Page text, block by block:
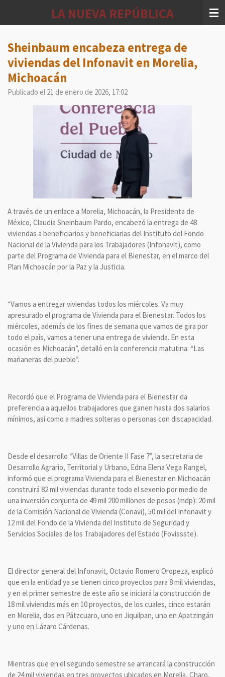
principal
LA NUEVA REPÚBLICA
Sheinbaum encabeza entrega de
viviendas del Infonavit en Morelia,
Michoacán
Publicado el 21 de enero de 2026, 17:02
A través de un enlace a Morelia, Michoacán, la Presidenta de
México, Claudia Sheinbaum Pardo, encabezó la entrega de 48
viviendas a beneficiarios y beneficiarias del Instituto del Fondo
Nacional de la Vivienda para los Trabajadores (Infonavit), como
parte del Programa de Vivienda para el Bienestar, en el marco del
Plan Michoacán por la Paz y la Justicia.
“Vamos a entregar viviendas todos los miércoles. Va muy
apresurado el programa de Vivienda para el Bienestar. Todos los
miércoles, además de los fines de semana que vamos de gira por
todo el país, vamos a tener una entrega de vivienda. En esta
ocasión es Michoacán”, detalló en la conferencia matutina: “Las
mañaneras del pueblo”.
Recordó que el Programa de Vivienda para el Bienestar da
preferencia a aquellos trabajadores que ganen hasta dos salarios
mínimos, así como a madres solteras o personas con discapacidad.
Desde el desarrollo “Villas de Oriente II Fase 7”, la secretaria de
Desarrollo Agrario, Territorial y Urbano, Edna Elena Vega Rangel,
informó que el programa Vivienda para el Bienestar en Michoacán
construirá 82 mil viviendas durante todo el sexenio por medio de
una inversión conjunta de 49 mil 200 millones de pesos (mdp): 20 mil
de la Comisión Nacional de Vivienda (Conavi), 50 mil del Infonavit y
12 mil del Fondo de la Vivienda del Instituto de Seguridad y
Servicios Sociales de los Trabajadores del Estado (Fovissste).
El director general del Infonavit, Octavio Romero Oropeza, explicó
que en la entidad ya se tienen cinco proyectos para 8 mil viviendas,
y en el primer semestre de este año se iniciará la construcción de
18 mil viviendas más en 10 proyectos, de los cuales, cinco estarán
en Morelia, dos en Pátzcuaro, uno en Jiquilpan, uno en Apatzingán
y uno en Lázaro Cárdenas.
Mientras que en el segundo semestre se arrancará la construcción
de 24 mil viviendas en tres proyectos ubicados en Morelia, Charo,